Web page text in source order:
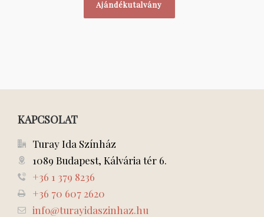
Ajándékutalvány
KAPCSOLAT
Turay Ida Színház
1089 Budapest, Kálvária tér 6.
+36 1 379 8236
+36 70 607 2620
info@turayidaszinhaz.hu